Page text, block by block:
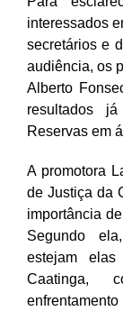
interessados
secretários e
audiência, os
Alberto
resultados
Reservas em
A promotora
de Justiça da
importância
Segundo
estejam
Caatinga,